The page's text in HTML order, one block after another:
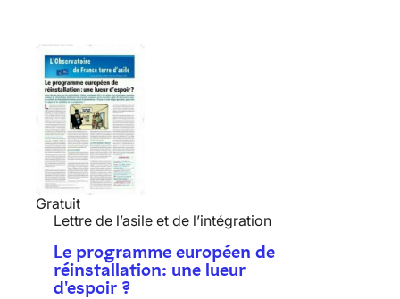
Gratuit
Lettre de l’asile et de l’intégration
Le programme européen de
réinstallation: une lueur
d'espoir ?